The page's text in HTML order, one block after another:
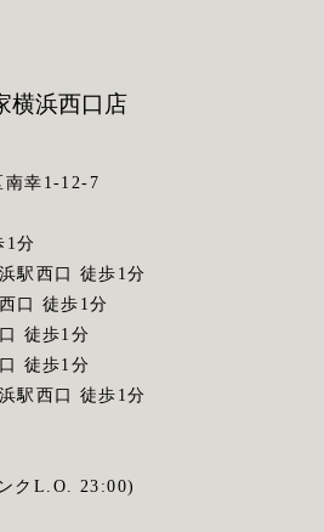
横浜西口店
南幸1-12-7
1分
駅西口 徒歩1分
口 徒歩1分
徒歩1分
徒歩1分
駅西口 徒歩1分
クL.O. 23:00)